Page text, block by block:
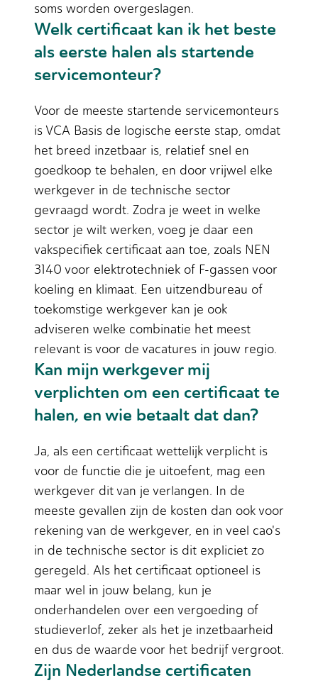
soms worden overgeslagen.
Welk certificaat kan ik het beste
als eerste halen als startende
servicemonteur?
Voor de meeste startende servicemonteurs
is VCA Basis de logische eerste stap, omdat
het breed inzetbaar is, relatief snel en
goedkoop te behalen, en door vrijwel elke
werkgever in de technische sector
gevraagd wordt. Zodra je weet in welke
sector je wilt werken, voeg je daar een
vakspecifiek certificaat aan toe, zoals NEN
3140 voor elektrotechniek of F-gassen voor
koeling en klimaat. Een uitzendbureau of
toekomstige werkgever kan je ook
adviseren welke combinatie het meest
relevant is voor de vacatures in jouw regio.
Kan mijn werkgever mij
verplichten om een certificaat te
halen, en wie betaalt dat dan?
Ja, als een certificaat wettelijk verplicht is
voor de functie die je uitoefent, mag een
werkgever dit van je verlangen. In de
meeste gevallen zijn de kosten dan ook voor
rekening van de werkgever, en in veel cao's
in de technische sector is dit expliciet zo
geregeld. Als het certificaat optioneel is
maar wel in jouw belang, kun je
onderhandelen over een vergoeding of
studieverlof, zeker als het je inzetbaarheid
en dus de waarde voor het bedrijf vergroot.
Zijn Nederlandse certificaten